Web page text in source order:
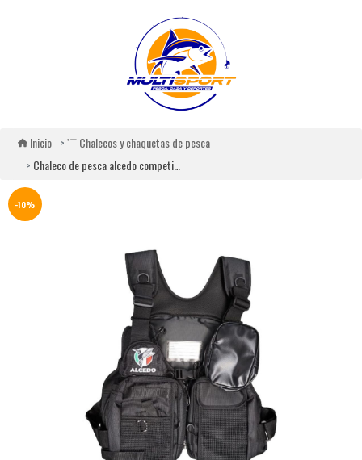
Inicio
Chalecos y chaquetas de pesca
Chaleco de pesca alcedo competizione
-10%